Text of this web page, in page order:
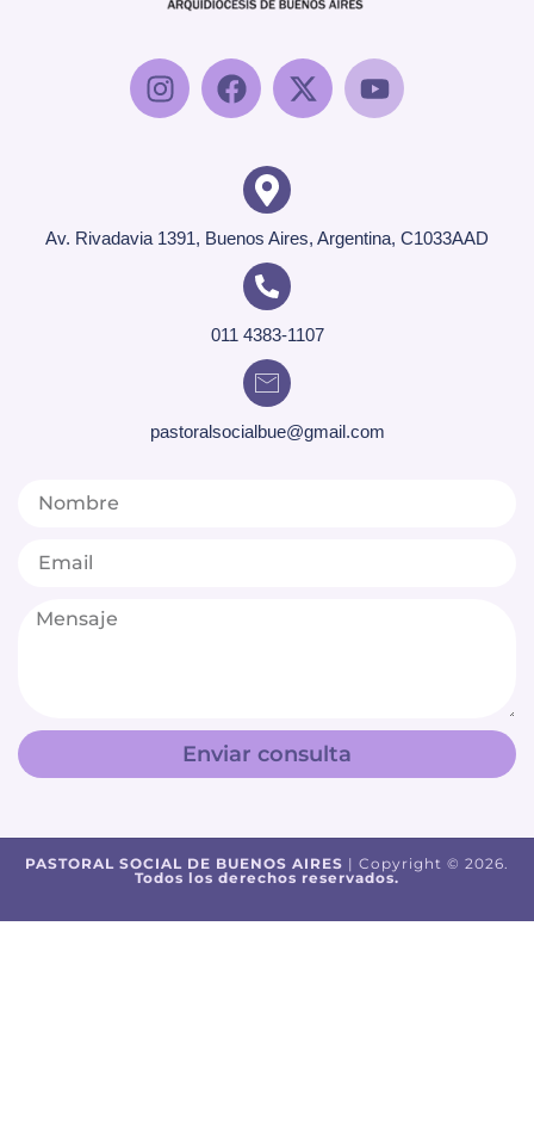
Av. Rivadavia 1391, Buenos Aires, Argentina, C1033AAD
011 4383-1107
pastoralsocialbue@gmail.com
Enviar consulta
PASTORAL SOCIAL DE BUENOS AIRES | Copyright © 2026.
Todos los derechos reservados.